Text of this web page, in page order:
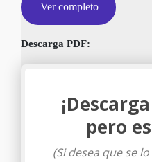
Ver completo
Descarga PDF:
pero
(Si desea que se